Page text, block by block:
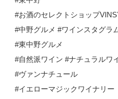
#お酒のセレクトショップ
#中野グルメ #ワインスタグラ
#東中野グルメ
#自然派ワイン #ナチュラルワ
#ヴァンナチュール
#イエローマジックワイナリー